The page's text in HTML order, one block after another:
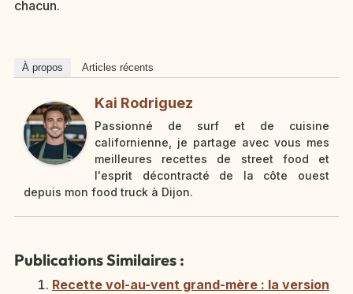
chacun.
À propos Articles récents
Kai Rodriguez
Passionné de surf et de cuisine
californienne, je partage avec vous mes
meilleures recettes de street food et
l'esprit décontracté de la côte ouest
depuis mon food truck à Dijon.
Publications Similaires :
Recette vol-au-vent grand-mère : la version